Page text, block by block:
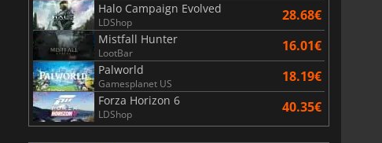
Halo Campaign Evolved
LDShop 28.68€
Mistfall Hunter
LootBar 16.01€
Palworld
Gamesplanet US 18.19€
Forza Horizon 6
LDShop 40.35€